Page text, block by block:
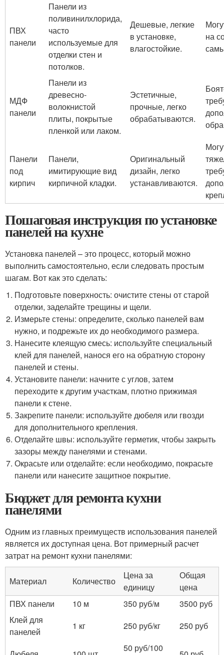
ПВХ
панели
Панели из
поливинилхлорида,
часто
используемые для
отделки стен и
потолков.
Дешевые, легкие
в установке,
влагостойкие.
на
МДФ
панели
Панели из
древесно-
волокнистой
плиты, покрытые
пленкой или лаком.
Эстетичные,
прочные, легко
обрабатываются.
Панели
под
кирпич
Панели,
имитирующие вид
кирпичной кладки.
Оригинальный
дизайн, легко
устанавливаются.
Пошаговая инструкция по установке
панелей на кухне
Установка панелей – это процесс, который можно
выполнить самостоятельно, если следовать простым
шагам. Вот как это сделать:
Подготовьте поверхность: очистите стены от старой
отделки, заделайте трещины и щели.
Измерьте стены: определите, сколько панелей вам
нужно, и подрежьте их до необходимого размера.
Нанесите клеящую смесь: используйте специальный
клей для панелей, нанося его на обратную сторону
панелей и стены.
Установите панели: начните с углов, затем
переходите к другим участкам, плотно прижимая
панели к стене.
Закрепите панели: используйте дюбеля или гвозди
для дополнительного крепления.
Отделайте швы: используйте герметик, чтобы закрыть
зазоры между панелями и стенами.
Окрасьте или отделайте: если необходимо, покрасьте
панели или нанесите защитное покрытие.
Бюджет для ремонта кухни
панелями
Одним из главных преимуществ использования панелей
является их доступная цена. Вот примерный расчет
затрат на ремонт кухни панелями:
Материал Количество
Цена за
единицу
Общая
цена
ПВХ панели
10 м 350 руб/м
3500 руб
Клей для
панелей
1 кг 250 руб/кг 250 руб
50 руб/100